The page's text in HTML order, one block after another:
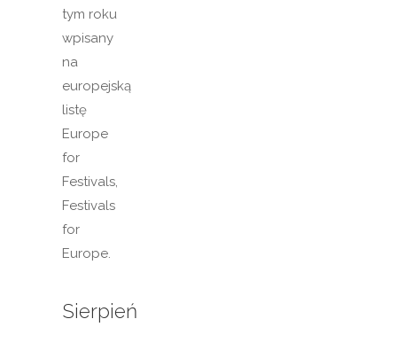
tym roku
wpisany
na
europejską
listę
Europe
for
Festivals,
Festivals
for
Europe.
Sierpień